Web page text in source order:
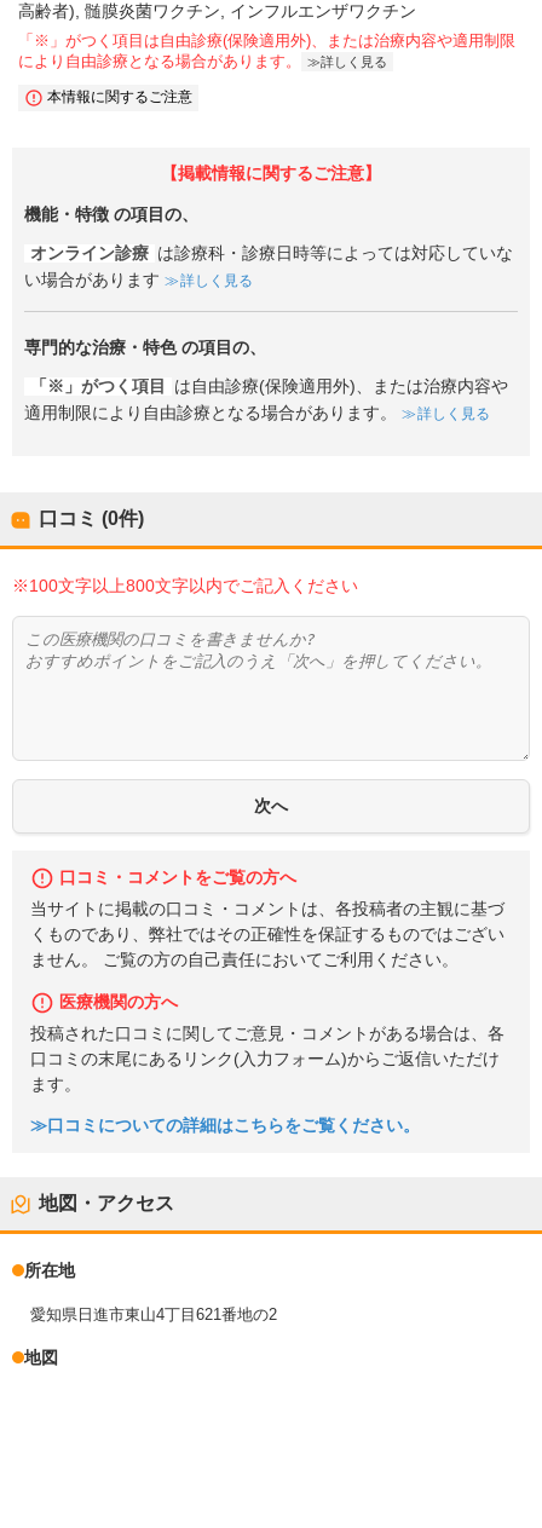
高齢者) 髄膜炎菌ワクチン インフルエンザワクチン
「※」がつく項目は自由診療(保険適用外)、または治療内容や適用制限
により自由診療となる場合があります。
詳しく見る
本情報に関するご注意
【掲載情報に関するご注意】
機能・特徴 の項目の、
オンライン診療 は診療科・診療日時等によっては対応していな
い場合があります
詳しく見る
専門的な治療・特色の項目の、
「※」がつく項目
は自由診療(保険適用外)、または治療内容や
適用制限により自由診療となる場合があります。
詳しく見る
口コミ (0件)
※100文字以上800文字以内でご記入ください
口コミ・コメントをご覧の方へ
当サイトに掲載の口コミ・コメントは、各投稿者の主観に基づ
くものであり、弊社ではその正確性を保証するものではござい
ません。 ご覧の方の自己責任においてご利用ください。
医療機関の方へ
投稿された口コミに関してご意見・コメントがある場合は、各
口コミの末尾にあるリンク(入力フォーム)からご返信いただけ
ます。
≫口コミについての詳細はこちらをご覧ください。
地図・アクセス
所在地
愛知県日進市東山4丁目621番地の2
地図